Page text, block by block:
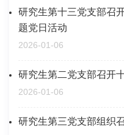
研究生第十三党支部召
题党日活动
2026-01-06
研究生第二党支部召开
2026-01-06
研究生第三党支部组织